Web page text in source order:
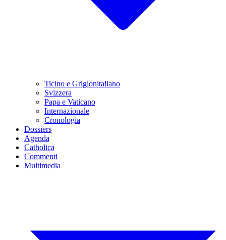
Ticino e Grigionitaliano
Svizzera
Papa e Vaticano
Internazionale
Cronologia
Dossiers
Agenda
Catholica
Commenti
Multimedia